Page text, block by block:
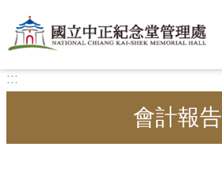
跳到主要內容區塊
:::
會計報告